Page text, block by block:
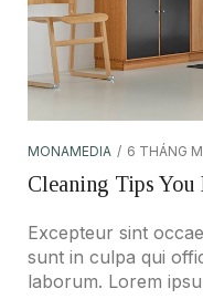
MONAMEDIA 6 THÁNG
Cleaning Tips
Excepteur sint
sunt in culpa qui
laborum. Lorem